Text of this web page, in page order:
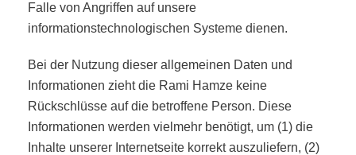
Falle von Angriffen auf unsere
informationstechnologischen Systeme dienen.
Bei der Nutzung dieser allgemeinen Daten und
Informationen zieht die Rami Hamze keine
Rückschlüsse auf die betroffene Person. Diese
Informationen werden vielmehr benötigt, um (1) die
Inhalte unserer Internetseite korrekt auszuliefern, (2)